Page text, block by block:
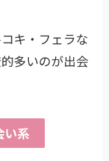
キ・フェラな
多いのが出会
い系